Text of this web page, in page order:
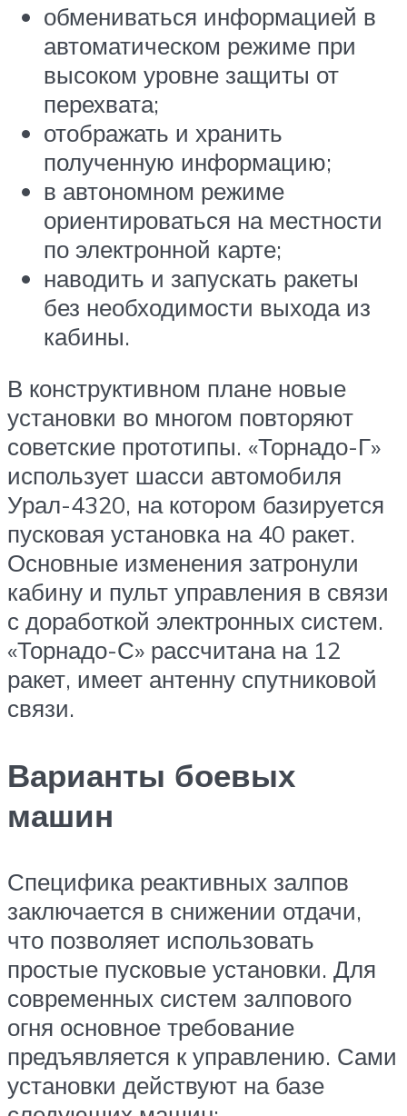
обмениваться информацией в
автоматическом режиме при
высоком уровне защиты от
перехвата;
отображать и хранить
полученную информацию;
в автономном режиме
ориентироваться на местности
по электронной карте;
наводить и запускать ракеты
без необходимости выхода из
кабины.
В конструктивном плане новые
установки во многом повторяют
советские прототипы. «Торнадо-Г»
использует шасси автомобиля
Урал-4320, на котором базируется
пусковая установка на 40 ракет.
Основные изменения затронули
кабину и пульт управления в связи
с доработкой электронных систем.
«Торнадо-С» рассчитана на 12
ракет, имеет антенну спутниковой
связи.
Варианты боевых
машин
Специфика реактивных залпов
заключается в снижении отдачи,
что позволяет использовать
простые пусковые установки. Для
современных систем залпового
огня основное требование
предъявляется к управлению. Сами
установки действуют на базе